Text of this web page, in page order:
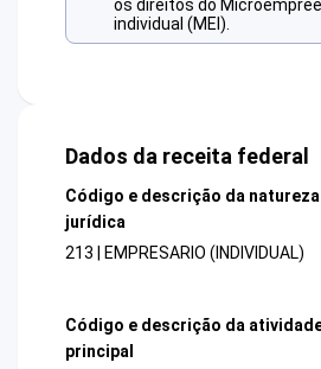
os direitos do
individual (MEI).
Dados da receita federal
Código e descrição da natureza
jurídica
213 | EMPRESARIO (INDIVIDUAL)
Código e descrição da
principal